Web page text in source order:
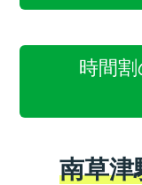
時間
南草津